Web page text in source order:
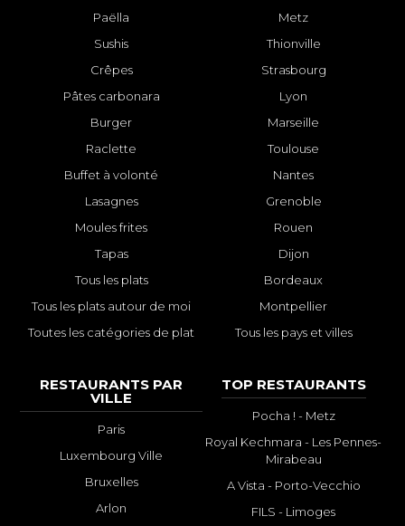
Paëlla
Sushis
Crêpes
Pâtes carbonara
Burger
Raclette
Buffet à volonté
Lasagnes
Moules frites
Tapas
Tous les plats
Tous les plats autour de moi
Toutes les catégories de plat
Metz
Thionville
Strasbourg
Lyon
Marseille
Toulouse
Nantes
Grenoble
Rouen
Dijon
Bordeaux
Montpellier
Tous les pays et villes
RESTAURANTS PAR
VILLE
Paris
Luxembourg Ville
Bruxelles
Arlon
TOP RESTAURANTS
Pocha ! - Metz
Royal Kechmara - Les Pennes-
Mirabeau
A Vista - Porto-Vecchio
FILS - Limoges